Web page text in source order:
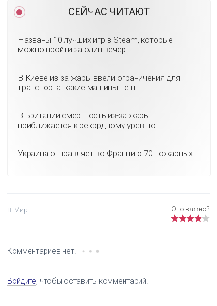
СЕЙЧАС ЧИТАЮТ
Названы 10 лучших игр в Steam, которые
можно пройти за один вечер
В Киеве из-за жары ввели ограничения для
транспорта: какие машины не п...
В Британии смертность из-за жары
приближается к рекордному уровню
Украина отправляет во Францию 70 пожарных
Мир
Комментариев нет.
Войдите, чтобы оставить комментарий.